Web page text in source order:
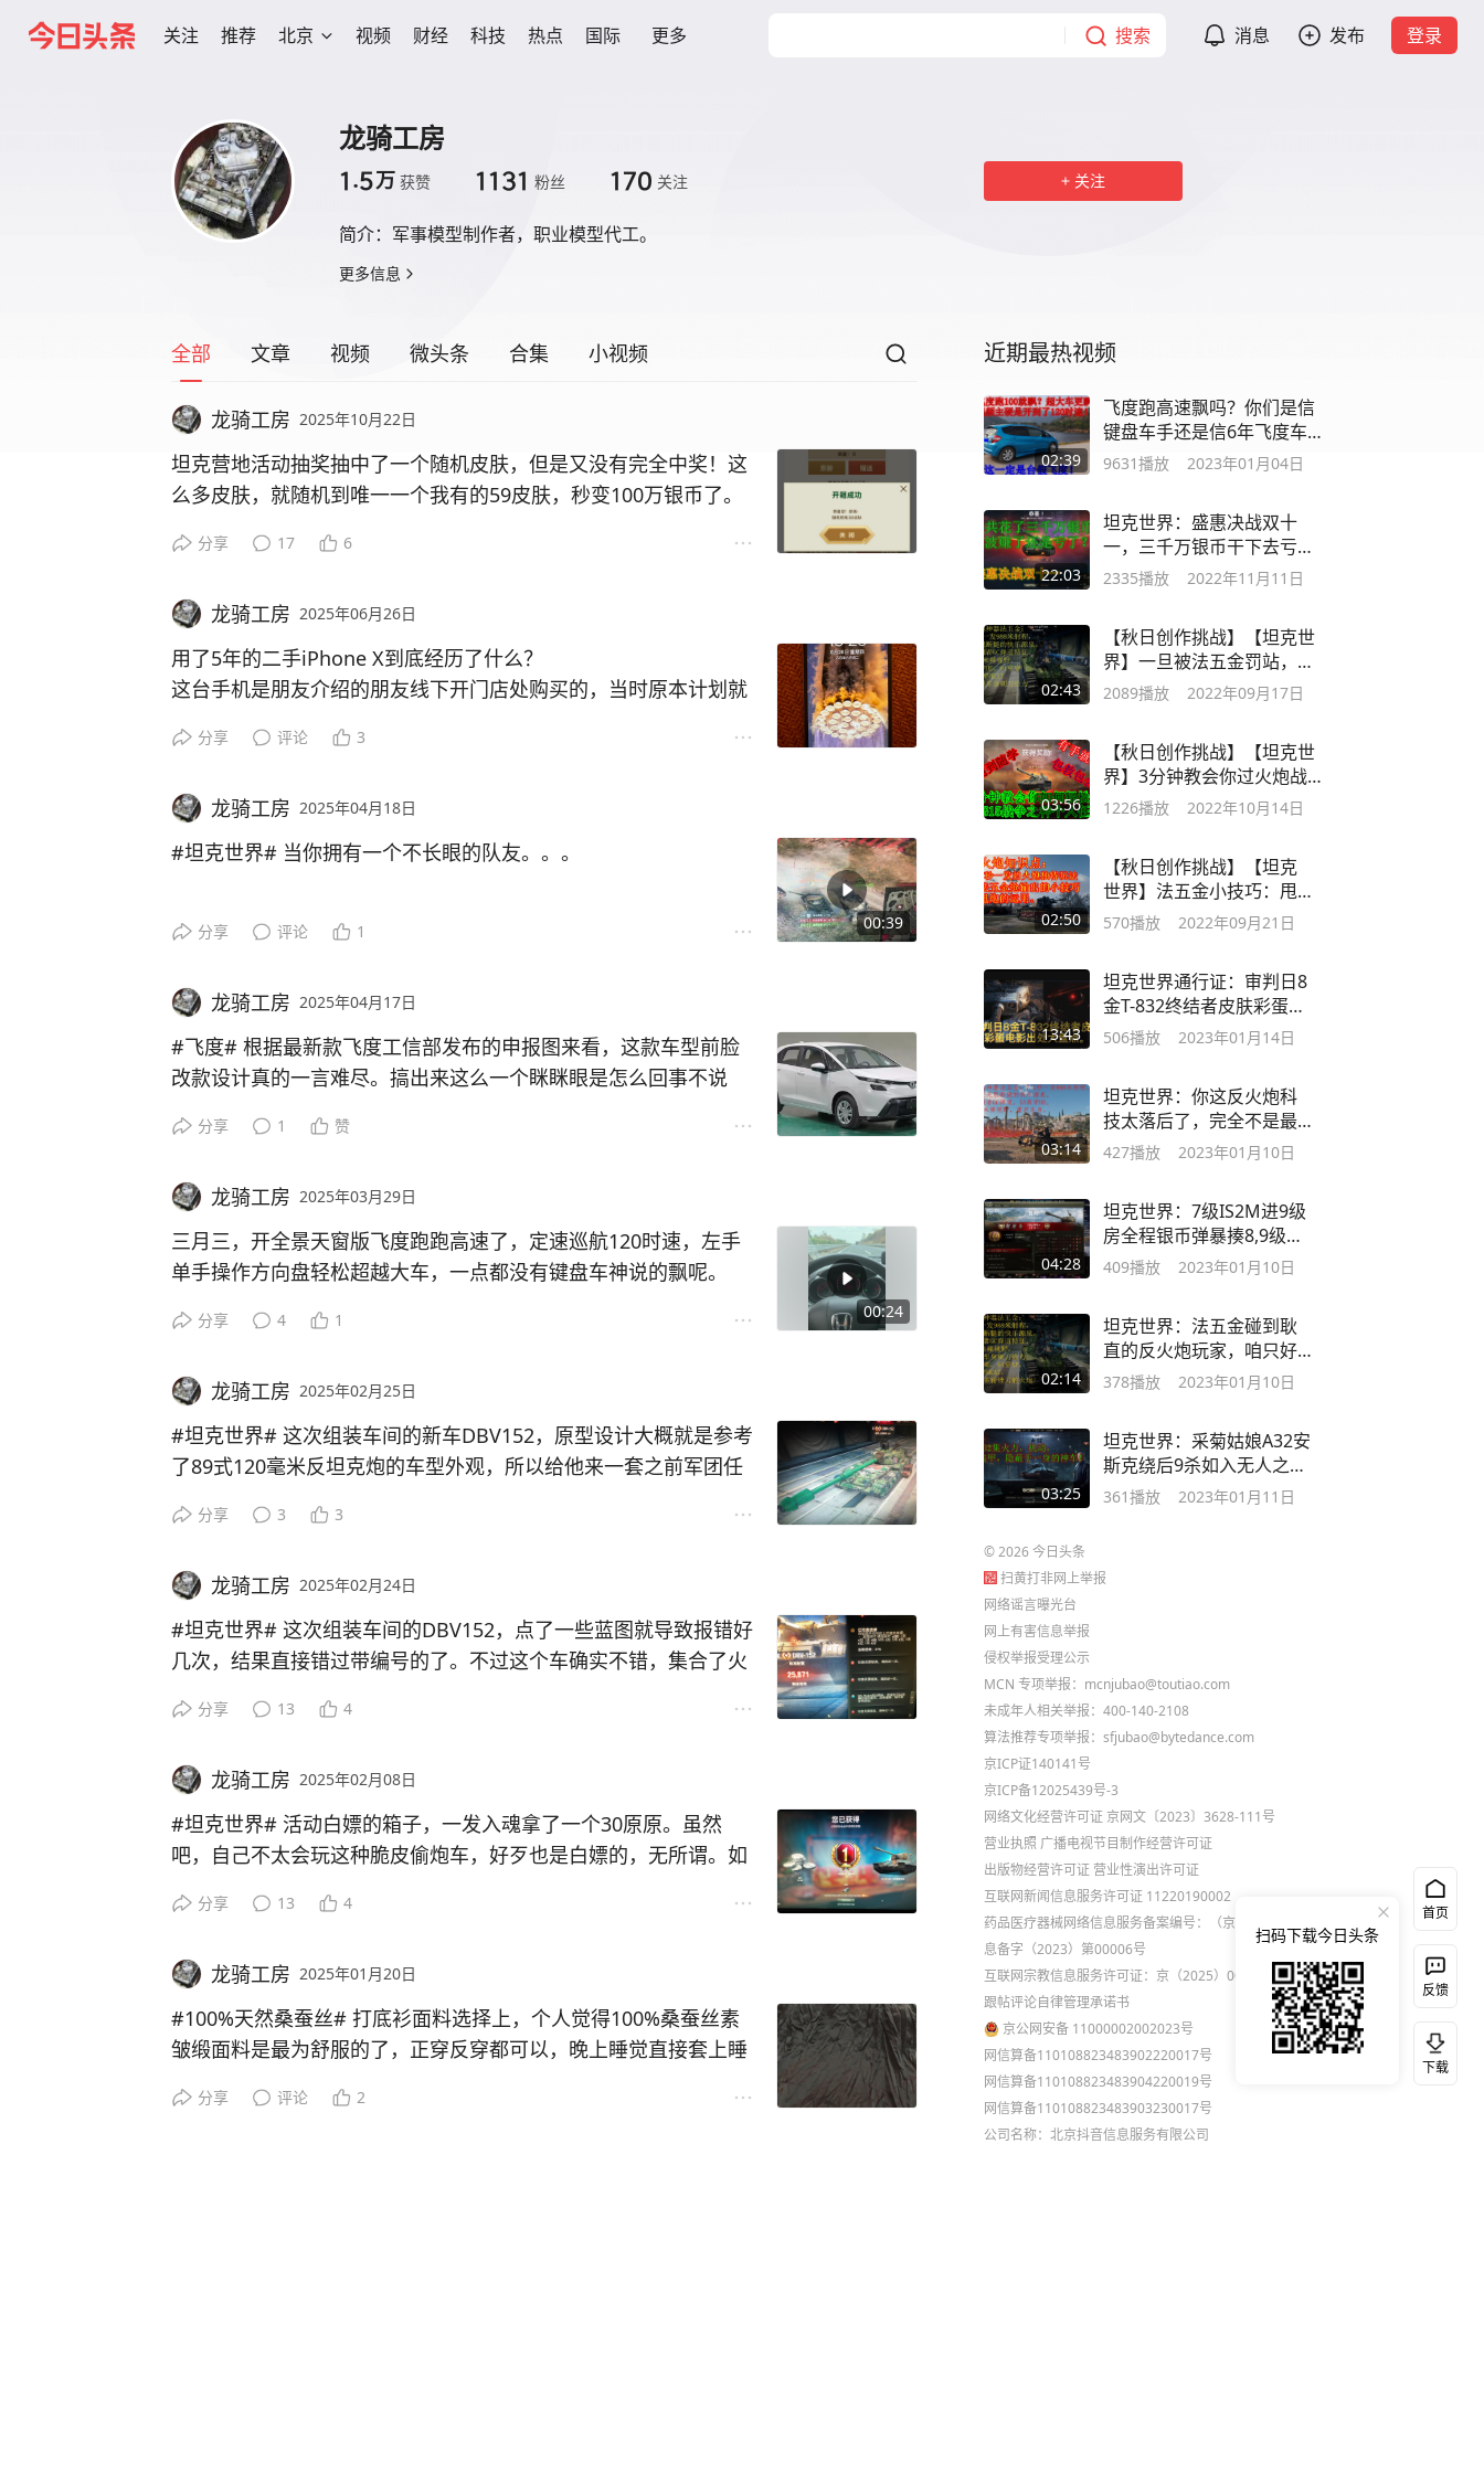
关注 推荐 北京 视频 财经 科技 热点 国际 更多 搜索 消息 发布 登录
龙骑工房
1.5万 获赞 1131 粉丝 170 关注
简介： 军事模型制作者，职业模型代工。
更多信息
关注
全部 文章 视频 微头条 合集 小视频
龙骑工房 2025年10月22日
坦克营地活动抽奖抽中了一个随机皮肤，但是又没有完全中奖！这
么多皮肤，就随机到唯一一个我有的59皮肤，秒变100万银币了。
#坦克世界#
分享 17 6
龙骑工房 2025年06月26日
用了5年的二手iPhone X到底经历了什么？
这台手机是朋友介绍的朋友线下开门店处购买的，当时原本计划就
手机的时候那个朋友就推荐加几百块钱可以上手一台X，拍摄的照
多深，试用试拍觉得合适就不犹豫拿下了。
结果没够20天，蓝牙连接不上了，还好是在一个月保修期之内，随
至还会出现自己不停的点击屏幕上的某个点位。在后来屏幕不小心
笑买的什么垃圾手机。拿去维修店咨询后才知道，国产屏幕才会出
块钱，换了屏幕之后一切问题就迎刃而解了。在后续继续使用了半
年左右，电池也不行了，随花了135元更换了一块电池，就一直用
到现在。
电量电池。
想捡漏的，首先自己要有扎实功底才可能捡到，不然就是被别人捡
你的漏了！
如今做足了功课，捡了一台也是这种屏幕小漏液有个黑点的iPhone
15pro来用。哪怕是更换全新原厂屏幕总成，划下来的总价也比99
新靓机划算多了。看看使用半年左右会不会翻车吧！
机，来支持国产品牌吗#
分享 评论 3
00:39
龙骑工房 2025年04月18日
#坦克世界# 当你拥有一个不长眼的队友。。。
分享 评论 1
龙骑工房 2025年04月17日
#飞度# 根据最新款飞度工信部发布的申报图来看，这款车型前脸
改款设计真的一言难尽。搞出来这么一个眯眯眼是怎么回事不说
转向灯做进去了然后赶紧补一下？你实在是想走运动路线能不能直
电子手刹标配了吧，这两个才是真正最实用的东西。原本还有一个
月几百台的销量，这玩意一出来估计就是两位数，最后直接停产
吧。作为一个二代飞度全景天窗版车主对这个改款车型真的失望透
分享 1 赞
00:24
龙骑工房 2025年03月29日
三月三，开全景天窗版飞度跑跑高速了，定速巡航120时速，左手
单手操作方向盘轻松超越大车，一点都没有键盘车神说的飘呢。
分享 4 1
龙骑工房 2025年02月25日
#坦克世界# 这次组装车间的新车DBV152，原型设计大概就是参考
了89式120毫米反坦克炮的车型外观，所以给他来一套之前军团任
出演。
分享 3 3
龙骑工房 2025年02月24日
#坦克世界# 这次组装车间的DBV152，点了一些蓝图就导致报错好
几次，结果直接错过带编号的了。不过这个车确实不错，集合了火
也很带劲。打了一小阵子总算摸到点这个车的节奏就开始爽起来
P100的那组零历练的过来用即可。
分享 13 4
龙骑工房 2025年02月08日
#坦克世界# 活动白嫖的箱子，一发入魂拿了一个30原原。虽然
吧，自己不太会玩这种脆皮偷炮车，好歹也是白嫖的，无所谓。如
币，又白嫖了一个6级金币车。今年春节期间的活动就算圆满结束
分享 13 4
龙骑工房 2025年01月20日
#100%天然桑蚕丝# 打底衫面料选择上，个人觉得100%桑蚕丝素
皱缎面料是最为舒服的了，正穿反穿都可以，晚上睡觉直接套上睡
果你对桑蚕丝面料的印象就是那种丝丝滑滑的感觉，反着穿这个面
分享 评论 2
近期最热视频
02:39
飞度跑高速飘吗？你们是信
键盘车手还是信6年飞度车
主的实话？
9631播放 2023年01月04日
22:03
坦克世界：盛惠决战双十
一，三千万银币干下去亏了
还是赚了？
2335播放 2022年11月11日
02:43
【秋日创作挑战】【坦克世
界】一旦被法五金罚站，躺
平还是挣扎？
2089播放 2022年09月17日
03:56
【秋日创作挑战】【坦克世
界】3分钟教会你过火炮战
争之神任务。
1226播放 2022年10月14日
02:50
【秋日创作挑战】【坦克
世界】法五金小技巧：甩
炮。
570播放 2022年09月21日
13:43
坦克世界通行证：审判日8
金T-832终结者皮肤彩蛋电
影出处大盘点。
506播放 2023年01月14日
03:14
坦克世界：你这反火炮科
技太落后了，完全不是最
新官方技能的对手
427播放 2023年01月10日
04:28
坦克世界：7级IS2M进9级
房全程银币弹暴揍8,9级车
把妹。
409播放 2023年01月10日
02:14
坦克世界：法五金碰到耿
直的反火炮玩家，咱只好
教他队友做人了！
378播放 2023年01月10日
03:25
坦克世界：采菊姑娘A32安
斯克绕后9杀如入无人之
境。
361播放 2023年01月11日
©2026今日头条
扫黄打非网上举报
网络谣言曝光台
网上有害信息举报
侵权举报受理公示
MCN 专项举报：mcnjubao@toutiao.com
未成年人相关举报：400-140-2108
算法推荐专项举报：sfjubao@bytedance.com
京ICP证140141号
京ICP备12025439号-3
网络文化经营许可证 京网文〔2023〕3628-111号
营业执照 广播电视节目制作经营许可证
出版物经营许可证 营业性演出许可证
互联网新闻信息服务许可证 11220190002
药品医疗器械网络信息服务备案编号：（京）网药械信
息备字（2023）第00006号
互联网宗教信息服务许可证：京（2025）0000021
跟帖评论自律管理承诺书
京公网安备 11000002002023号
网信算备110108823483902220017号
网信算备110108823483904220019号
网信算备110108823483903230017号
公司名称：北京抖音信息服务有限公司
首页
反馈
下载
扫码下载今日头条